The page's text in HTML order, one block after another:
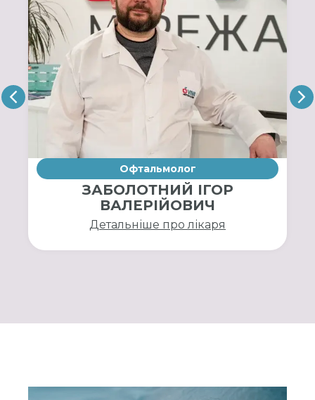
Офтальмолог
ЗАБОЛОТНИЙ ІГОР
ВАЛЕРІЙОВИЧ
Детальніше про лікаря